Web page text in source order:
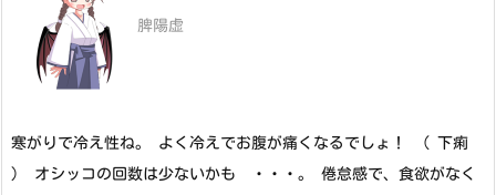
脾陽虚
寒がりで冷え性ね。 よく冷えでお腹が痛くなるでしょ！ （ 下痢
） オシッコの回数は少ないかも ・・・。 倦怠感で、食欲がなく